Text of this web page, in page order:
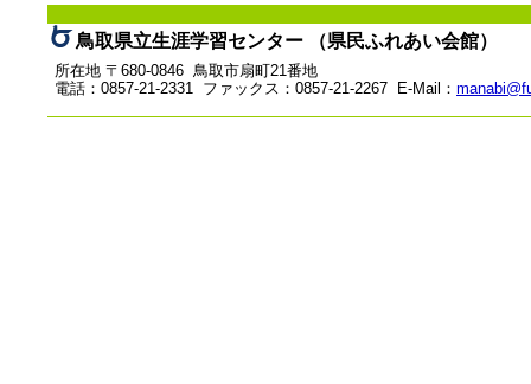
鳥取県立生涯学習センター （県民ふれあい会館）
所在地 〒680-0846 鳥取市扇町21番地
電話：0857-21-2331 ファックス：0857-21-2267 E-Mail：